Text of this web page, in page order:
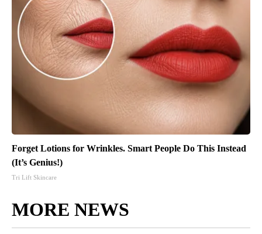
Forget Lotions for Wrinkles. Smart People Do This Instead
(It’s Genius!)
Tri Lift Skincare
MORE NEWS